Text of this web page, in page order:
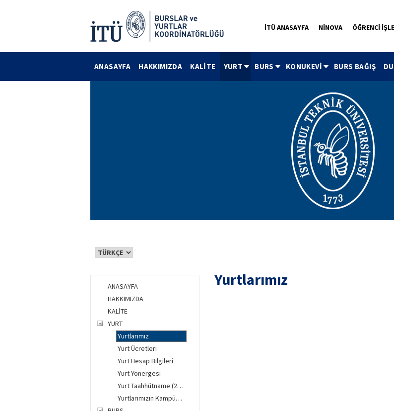
İTÜ ANASAYFA NİNOVA ÖĞRENCİ
ANASAYFA HAKKIMIZDA KALİTE YURT BURS KONUKEVİ BURS BAĞIŞ
ANASAYFA
HAKKIMIZDA
KALİTE
YURT
Yurtlarımız
Yurt Ücretleri
Yurt Hesap Bilgileri
Yurt Yönergesi
Yurt Taahhütname (2026-2027 Yılı)
Yurtlarımızın Kampüslerimizdeki Konumları
Yurtlarımız